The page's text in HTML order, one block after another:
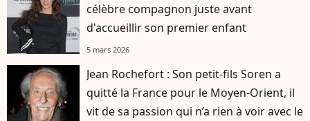
célèbre compagnon juste avant
d'accueillir son premier enfant
5 mars 2026
Jean Rochefort : Son petit-fils Soren a
quitté la France pour le Moyen-Orient, il
vit de sa passion qui n’a rien à voir avec le